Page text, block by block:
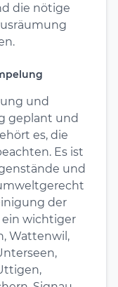
die nötige
und
geplant und
es, die
Es ist
und
der
ein wichtiger
Wattenwil,